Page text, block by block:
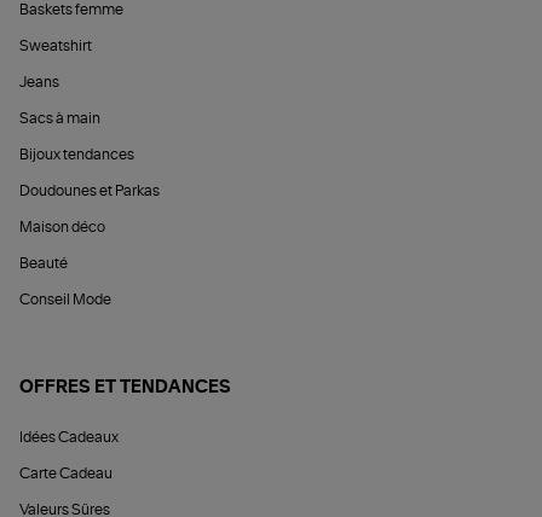
Baskets femme
Sweatshirt
Jeans
Sacs à main
Bijoux tendances
Doudounes et Parkas
Maison déco
Beauté
Conseil Mode
OFFRES ET TENDANCES
Idées Cadeaux
Carte Cadeau
Valeurs Sûres